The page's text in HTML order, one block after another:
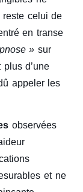
reste celui de
en transe
» sur
d’une
appeler les
observées
et ne